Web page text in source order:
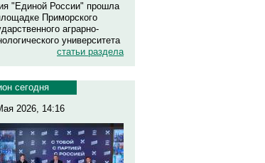
"Единой России" прошла
Приморского
аграрно-
университета
статьи раздела
сегодня
2026, 14:16